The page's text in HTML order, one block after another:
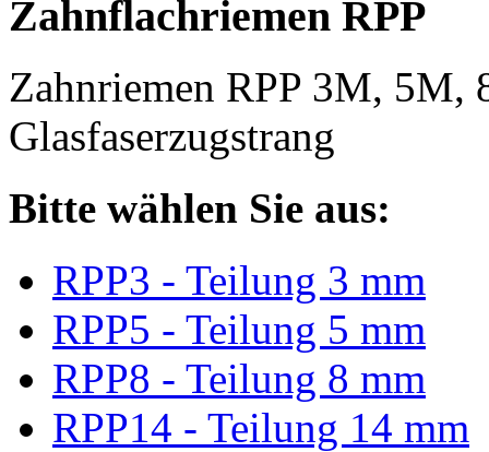
Zahnflachriemen RPP
Zahnriemen RPP 3M, 5M,
Glasfaserzugstrang
Bitte wählen Sie aus:
RPP3 - Teilung 3 mm
RPP5 - Teilung 5 mm
RPP8 - Teilung 8 mm
RPP14 - Teilung 14 mm